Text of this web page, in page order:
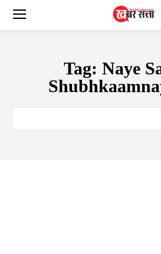
Tag: Naye